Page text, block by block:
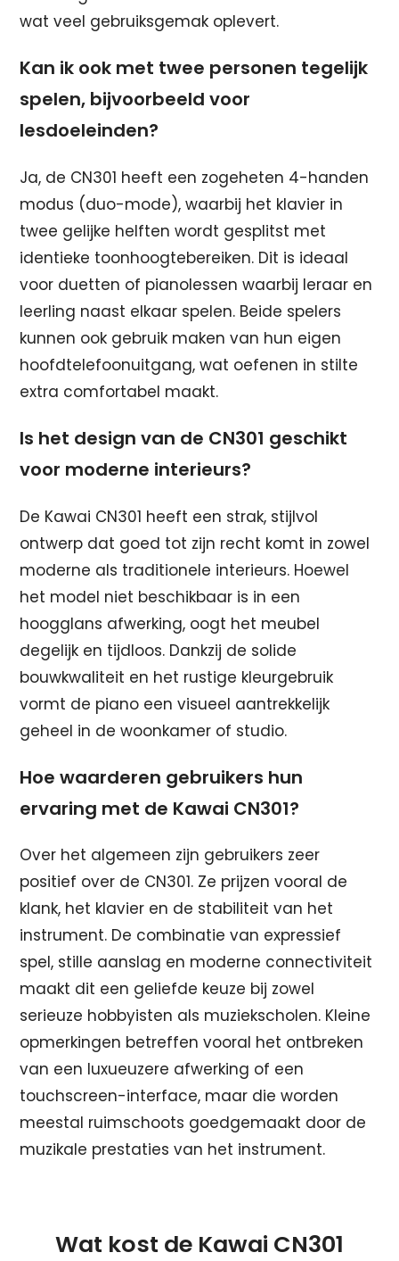
wat veel gebruiksgemak oplevert.
Kan ik ook met twee personen tegelijk
spelen, bijvoorbeeld voor
lesdoeleinden?
Ja, de CN301 heeft een zogeheten 4-handen
modus (duo-mode), waarbij het klavier in
twee gelijke helften wordt gesplitst met
identieke toonhoogtebereiken. Dit is ideaal
voor duetten of pianolessen waarbij leraar en
leerling naast elkaar spelen. Beide spelers
kunnen ook gebruik maken van hun eigen
hoofdtelefoonuitgang, wat oefenen in stilte
extra comfortabel maakt.
Is het design van de CN301 geschikt
voor moderne interieurs?
De Kawai CN301 heeft een strak, stijlvol
ontwerp dat goed tot zijn recht komt in zowel
moderne als traditionele interieurs. Hoewel
het model niet beschikbaar is in een
hoogglans afwerking, oogt het meubel
degelijk en tijdloos. Dankzij de solide
bouwkwaliteit en het rustige kleurgebruik
vormt de piano een visueel aantrekkelijk
geheel in de woonkamer of studio.
Hoe waarderen gebruikers hun
ervaring met de Kawai CN301?
Over het algemeen zijn gebruikers zeer
positief over de CN301. Ze prijzen vooral de
klank, het klavier en de stabiliteit van het
instrument. De combinatie van expressief
spel, stille aanslag en moderne connectiviteit
maakt dit een geliefde keuze bij zowel
serieuze hobbyisten als muziekscholen. Kleine
opmerkingen betreffen vooral het ontbreken
van een luxueuzere afwerking of een
touchscreen-interface, maar die worden
meestal ruimschoots goedgemaakt door de
muzikale prestaties van het instrument.
Wat kost de Kawai CN301